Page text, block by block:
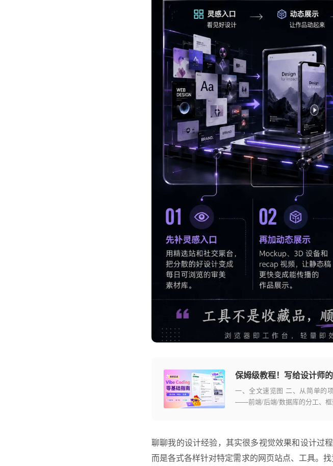
保姆级教程！写给设计师
一、全文速览图 二、从简单的
——前端/后端/数据库的分工、框
聊聊我的设计经验，其实很多视觉效果和设计过
而是各式各样针对特定需求的网页站点、工具。